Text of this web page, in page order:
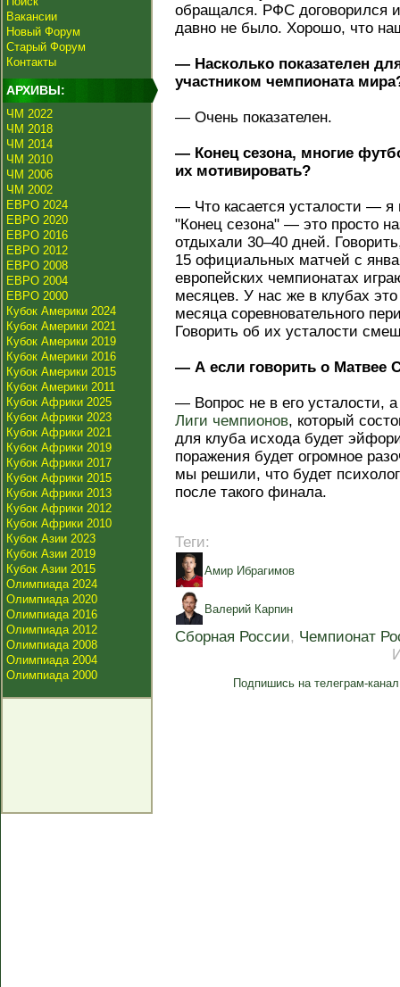
Вакансии
Новый Форум
Старый Форум
Контакты
АРХИВЫ:
ЧМ 2022
ЧМ 2018
ЧМ 2014
ЧМ 2010
ЧМ 2006
ЧМ 2002
ЕВРО 2024
ЕВРО 2020
ЕВРО 2016
ЕВРО 2012
ЕВРО 2008
ЕВРО 2004
ЕВРО 2000
Кубок Америки 2024
Кубок Америки 2021
Кубок Америки 2019
Кубок Америки 2016
Кубок Америки 2015
Кубок Америки 2011
Кубок Африки 2025
Кубок Африки 2023
Кубок Африки 2021
Кубок Африки 2019
Кубок Африки 2017
Кубок Африки 2015
Кубок Африки 2013
Кубок Африки 2012
Кубок Африки 2010
Кубок Азии 2023
Кубок Азии 2019
Кубок Азии 2015
Олимпиада 2024
Олимпиада 2020
Олимпиада 2016
Олимпиада 2012
Олимпиада 2008
Олимпиада 2004
Олимпиада 2000
обращался. РФС договорился
давно не было. Хорошо, что
— Насколько показателен
участником чемпионата
— Очень показателен.
— Конец сезона, многие
их мотивировать?
— Что касается усталости — я
"Конец сезона" — это просто
отдыхали 30–40 дней.
15 официальных матчей с
европейских чемпионатах
месяцев. У нас же в клубах
месяца соревновательного
Говорить об их усталости
— А если говорить о Матвее
— Вопрос не в его усталости,
Лиги чемпионов, который
для клуба исхода будет
поражения будет огромное
мы решили, что будет
после такого финала.
Теги:
Амир Ибрагимов
Валерий Карпин
Сборная России, Чемпионат
Подпишись на телеграм-